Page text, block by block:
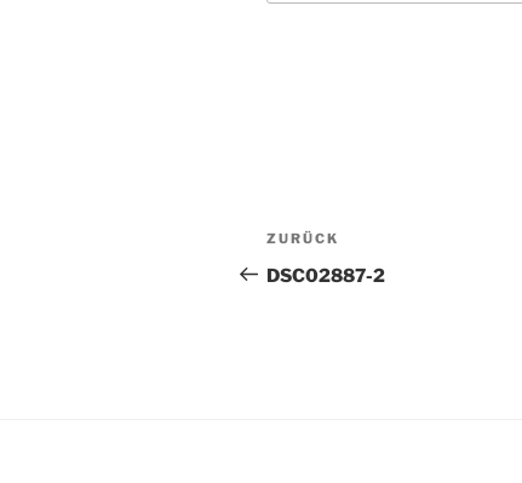
e
r
Beitragsnavigation
Vorheriger
Beitrag
ZURÜCK
DSC02887-2